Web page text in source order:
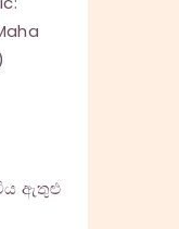
ඇතුළු